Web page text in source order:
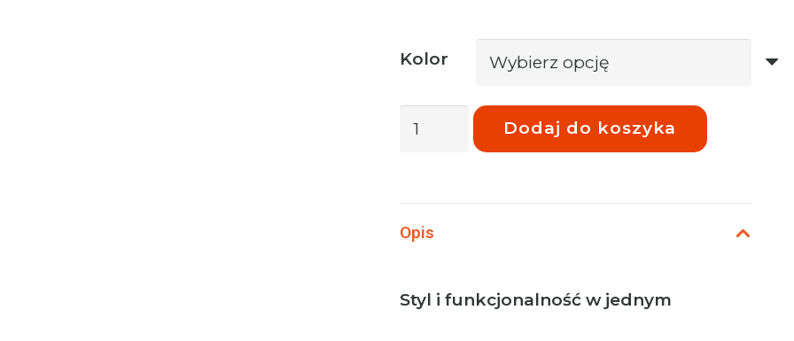
Kolor
Phoenix
Barbie
Dodaj do koszyka
Opis
Styl i funkcjonalność w jednym